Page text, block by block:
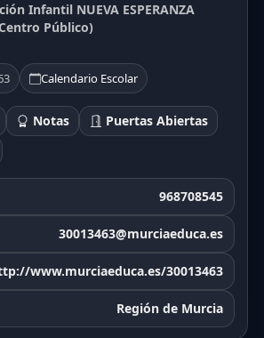
Infantil NUEVA ESPERANZA
Público)
Calendario Escolar
Notas
Puertas Abiertas
968708545
30013463@murciaeduca.es
www.murciaeduca.es/30013463
Región de Murcia